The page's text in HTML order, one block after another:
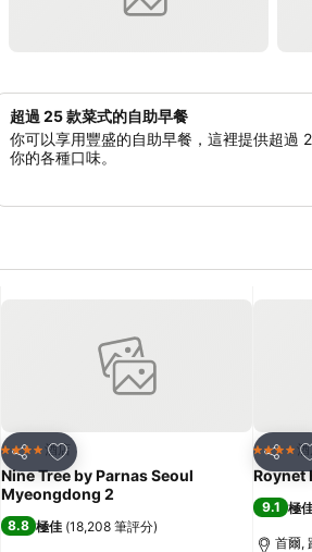
超過 25 款菜式的自助早餐
你可以享用豐盛的自助早餐，這裡提供超過
你的各種口味。
分享
放到收藏夾
4 星級 酒店
Nine Tree by Parnas Seoul
Myeongdong 2
8.8 極佳 (18,208 筆評分)
分享
4 星級
Roynet
9.1 極
首爾,